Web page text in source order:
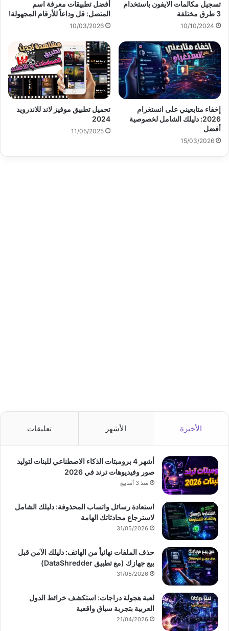
تسجيل مكالمات الايفون باستخدام
3 طرق مختلفة
10/10/2024
أفضل تطبيقات معرفة اسم
المتصل: قل وداعاً للأرقام المجهولة!
10/03/2026
إخفاء متابعيني على انستغرام
2026: دليلك الشامل لخصوصية
أفضل
15/03/2026
تحميل تطبيق موفيز لاند للاندرويد
2024
11/05/2025
الأخيرة الأشهر تعليقات
أشهر 4 برومبتات الذكاء الاصطناعي للبنات لتوليد
صور وفيديوهات ترند في 2026
منذ 3 أسابيع
استعادة رسائل واتساب المحذوفة: دليلك الشامل
لاسترجاع محادثاتك الهامة
31/05/2026
حذف الملفات نهائياً من الهاتف: دليلك الآمن قبل
بيع جهازك (مع تطبيق DataShredder)
31/05/2026
لعبة هجولة دراجات: استكشف خرائط الدول
العربية بتجربة سباق واقعية
21/04/2026